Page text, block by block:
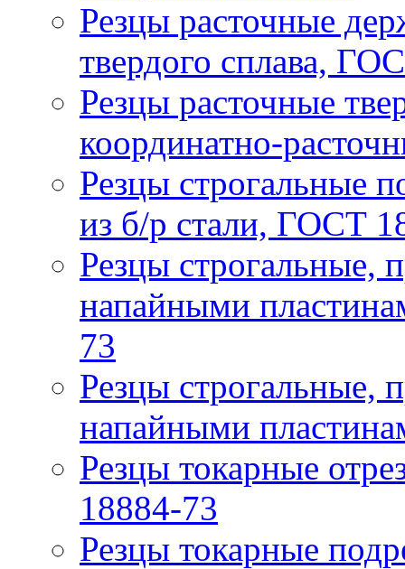
Резцы расточные
твердого сплава,
Резцы расточные
координатно-
Резцы строгальные
из б/р стали, ГОСТ
Резцы строгальные,
напайными
73
Резцы строгальные,
напайными
Резцы токарные
18884-73
Резцы токарные